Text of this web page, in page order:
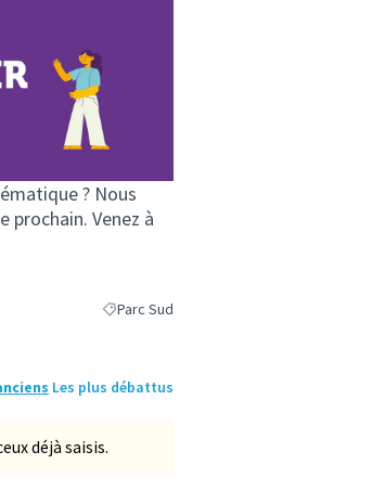
? Nous
prochain. Venez à
Filtrer les résultats pour le secteur : Parc Sud
Parc Sud
Les plus débattus
déjà saisis.